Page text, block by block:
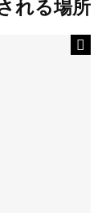
れる場所